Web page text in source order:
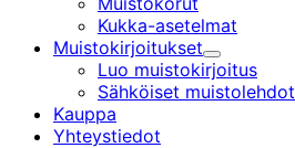
Kukka-asetelmat
Muistokirjoitukset
Alavalikko
Luo muistokirjoitus
Sähköiset muistolehdot
Kauppa
Yhteystiedot